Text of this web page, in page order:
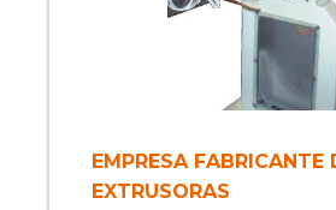
EMPRESA FABRICANTE
EXTRUSORAS